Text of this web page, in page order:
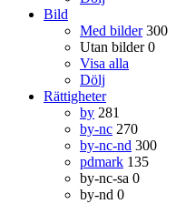
Bild
Med bilder 300
Utan bilder 0
Visa alla
Dölj
Rättigheter
by 281
by-nc 270
by-nc-nd 300
pdmark 135
by-nc-sa 0
by-nd 0